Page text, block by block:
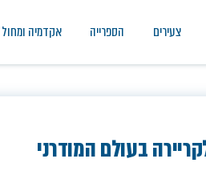
צעירים הספרייה אקדמיה ומחול
בעולם המודרני